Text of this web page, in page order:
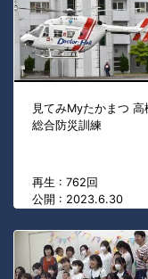
見てみMyたかまつ 高
総合防災訓練
再生 : 762回
公開 : 2023.6.30